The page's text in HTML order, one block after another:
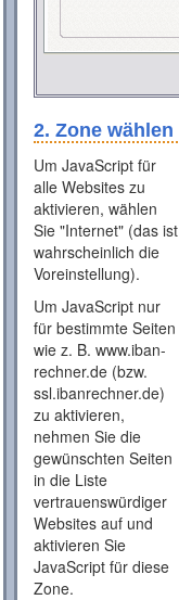
2. Zone wählen
Um JavaScript für
alle Websites zu
aktivieren, wählen
Sie "Internet" (das ist
wahrscheinlich die
Voreinstellung).
Um JavaScript nur
für bestimmte Seiten
wie z. B. www.iban-
rechner.de (bzw.
ssl.ibanrechner.de)
zu aktivieren,
nehmen Sie die
gewünschten Seiten
in die Liste
vertrauenswürdiger
Websites auf und
aktivieren Sie
JavaScript für diese
Zone.